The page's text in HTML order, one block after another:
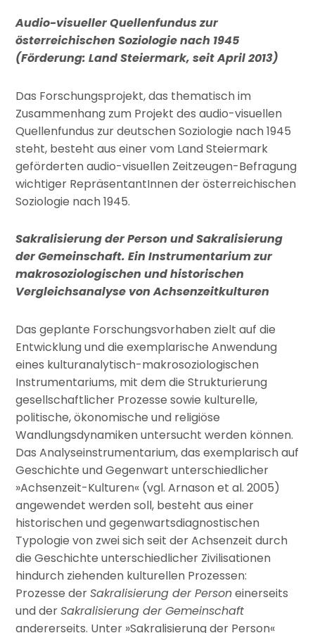
Audio-visueller Quellenfundus zur
österreichischen Soziologie nach 1945
(Förderung: Land Steiermark, seit April 2013)
Das Forschungsprojekt, das thematisch im
Zusammenhang zum Projekt des audio-visuellen
Quellenfundus zur deutschen Soziologie nach 1945
steht, besteht aus einer vom Land Steiermark
geförderten audio-visuellen Zeitzeugen-Befragung
wichtiger RepräsentantInnen der österreichischen
Soziologie nach 1945.
Sakralisierung der Person und Sakralisierung
der Gemeinschaft. Ein Instrumentarium zur
makro­soziologischen und historischen
Vergleichsanalyse von Achsenzeitkulturen
Das geplante Forschungsvorhaben zielt auf die
Entwicklung und die exemplarische Anwendung
eines kulturanalytisch-makrosoziologischen
Instrumentariums, mit dem die Strukturierung
gesellschaftlicher Prozesse sowie kulturelle,
politische, ökonomische und religiöse
Wandlungsdynamiken untersucht werden können.
Das Analyseinstrumentarium, das exemplarisch auf
Geschichte und Gegenwart unterschiedlicher
»Achsenzeit-Kulturen« (vgl. Arnason et al. 2005)
angewendet werden soll, besteht aus einer
historischen und gegenwartsdiagnostischen
Typologie von zwei sich seit der Achsenzeit durch
die Geschichte unterschiedlicher Zivilisationen
hindurch ziehenden kulturellen Prozessen:
Prozesse derSakralisierung der Personeinerseits
und derSakralisierung der Gemeinschaft
andererseits. Unter »Sakralisierung der Person«